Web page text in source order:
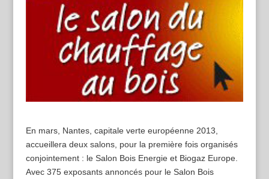
En mars, Nantes, capitale verte européenne 2013,
accueillera deux salons, pour la première fois organisés
conjointement : le Salon Bois Energie et Biogaz Europe.
Avec 375 exposants annoncés pour le Salon Bois